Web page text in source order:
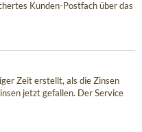
Kunden-Postfach über das
Zeit erstellt, als die Zinsen
jetzt gefallen. Der Service